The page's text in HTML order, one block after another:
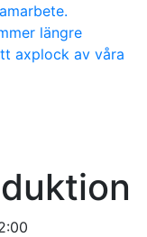
längre
axplock av våra